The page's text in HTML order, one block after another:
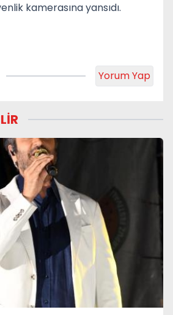
kamerasına yansıdı.
Yorum Yap